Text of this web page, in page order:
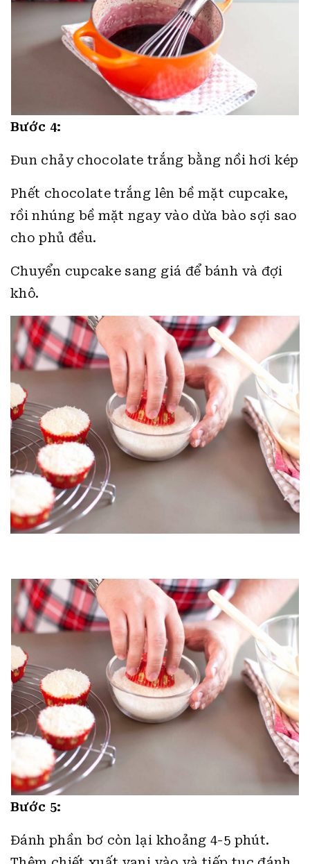
Bước 4:
Đun chảy chocolate trắng bằng nồi hơi kép
Phết chocolate trắng lên bề mặt cupcake,
rồi nhúng bề mặt ngay vào dừa bào sợi sao
cho phủ đều.
Chuyển cupcake sang giá để bánh và đợi
khô.
Bước 5:
Đánh phần bơ còn lại khoảng 4-5 phút.